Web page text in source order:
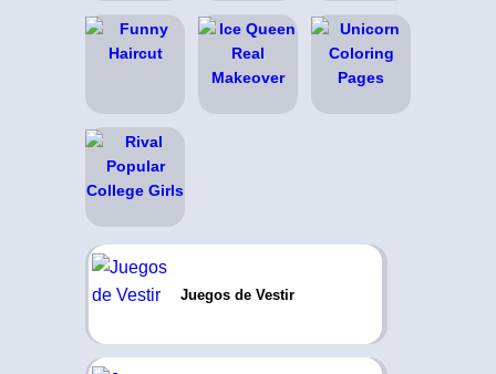
Juegos de Vestir